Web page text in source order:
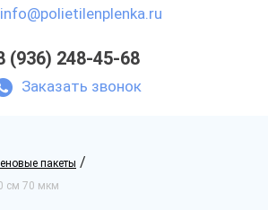
info@polietilenplenka.ru
(936) 248-45-68
Заказать звонок
пакеты /
см 70 мкм